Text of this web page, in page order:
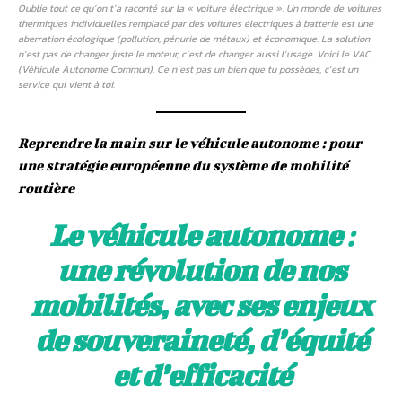
Oublie tout ce qu’on t’a raconté sur la « voiture électrique ». Un monde de voitures
thermiques individuelles remplacé par des voitures électriques à batterie est une
aberration écologique (pollution, pénurie de métaux) et économique. La solution
n’est pas de changer juste le moteur, c’est de changer aussi l’usage. Voici le VAC
(Véhicule Autonome Commun). Ce n’est pas un bien que tu possèdes, c’est un
service qui vient à toi.
Reprendre la main sur le véhicule autonome : pour
une stratégie européenne du système de mobilité
routière
Le véhicule autonome:
une révolution de nos
mobilités, avec ses enjeux
de souveraineté, d’équité
et d’efficacité